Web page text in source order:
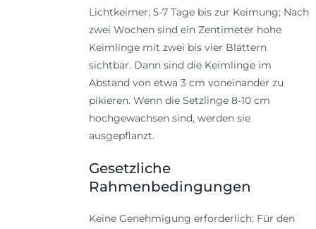
Lichtkeimer; 5-7 Tage bis zur Keimung; Nach
zwei Wochen sind ein Zentimeter hohe
Keimlinge mit zwei bis vier Blättern
sichtbar. Dann sind die Keimlinge im
Abstand von etwa 3 cm voneinander zu
pikieren. Wenn die Setzlinge 8-10 cm
hochgewachsen sind, werden sie
ausgepflanzt.
Gesetzliche
Rahmenbedingungen
Keine Genehmigung erforderlich: Für den